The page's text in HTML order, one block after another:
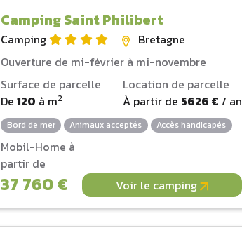
Camping Saint Philibert
Camping
Bretagne
Ouverture de mi-février à mi-novembre
Surface de parcelle
De120 à m2
Location de parcelle
À partir de 5626 € / an
Bord de mer Animaux acceptés Accès handicapés
Mobil-Home à
partir de
37 760 € Voir le camping